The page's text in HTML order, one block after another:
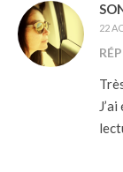
22